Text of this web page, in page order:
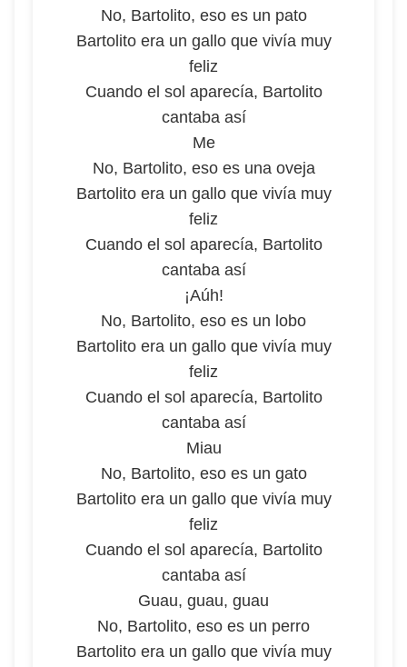
No, Bartolito, eso es un pato
Bartolito era un gallo que vivía muy
feliz
Cuando el sol aparecía, Bartolito
cantaba así
Me
No, Bartolito, eso es una oveja
Bartolito era un gallo que vivía muy
feliz
Cuando el sol aparecía, Bartolito
cantaba así
¡Aúh!
No, Bartolito, eso es un lobo
Bartolito era un gallo que vivía muy
feliz
Cuando el sol aparecía, Bartolito
cantaba así
Miau
No, Bartolito, eso es un gato
Bartolito era un gallo que vivía muy
feliz
Cuando el sol aparecía, Bartolito
cantaba así
Guau, guau, guau
No, Bartolito, eso es un perro
Bartolito era un gallo que vivía muy